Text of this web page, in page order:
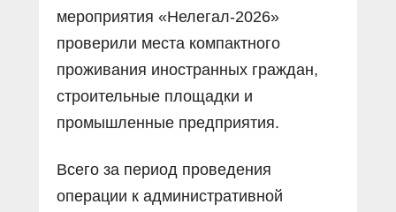
мероприятия «Нелегал-2026»
проверили места компактного
проживания иностранных граждан,
строительные площадки и
промышленные предприятия.
Всего за период проведения
операции к административной